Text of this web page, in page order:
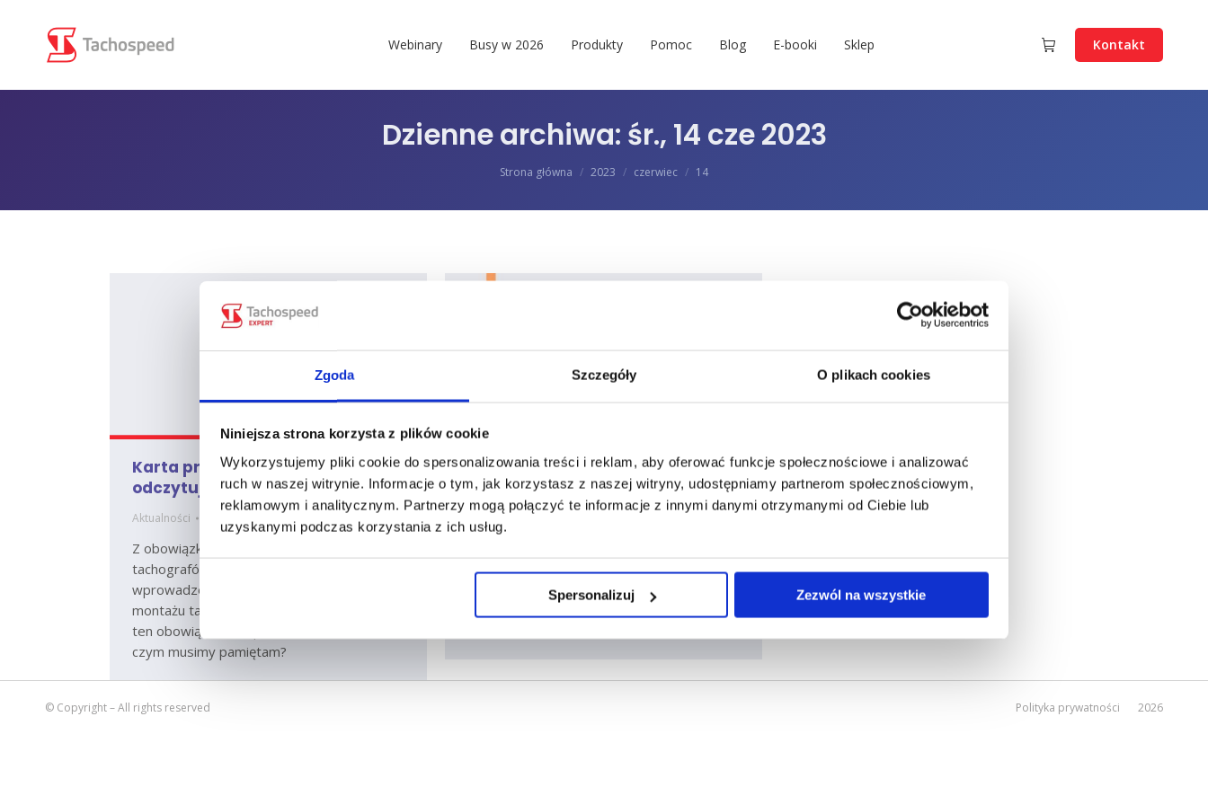
Zgoda Szczegóły O plikach cookies
Niniejsza strona korzysta z plików cookie
Wykorzystujemy pliki cookie do spersonalizowania treści i reklam, aby oferować funkcje społecznościowe i analizować
ruch w naszej witrynie. Informacje o tym, jak korzystasz z naszej witryny, udostępniamy partnerom społecznościowym,
reklamowym i analitycznym. Partnerzy mogą połączyć te informacje z innymi danymi otrzymanymi od Ciebie lub
uzyskanymi podczas korzystania z ich usług.
Spersonalizuj Zezwól na wszystkie
Webinary Busy w 2026 Produkty Pomoc Blog E-booki Sklep Kontakt
Dzienne archiwa: śr., 14 cze 2023
Jesteś tutaj:
Strona główna 2023 czerwiec 14
Karta przedsiębiorstwa – kiedy
odczytujemy dane?
Aktualności Patryk Stanisz śr., 14 cze 2023
Z obowiązkiem pobierania danych z
tachografów spotykamy się od samego
wprowadzenia na rynek europejski normy
montażu tachografów cyfrowych. Czym jest
ten obowiązek? Jak pobierać takie dane? I o
czym musimy pamiętam?
Płaca minimalna w górę? Premier
zapowiada sporą podwyżkę!
Aktualności Marcin Szmandra śr., 14 cze 2023
przyszłym roku czeka nas kolejna, znacząca
podwyżka płacy minimalnej. Obecnie
© Copyright – All rights reserved Polityka prywatności 2026